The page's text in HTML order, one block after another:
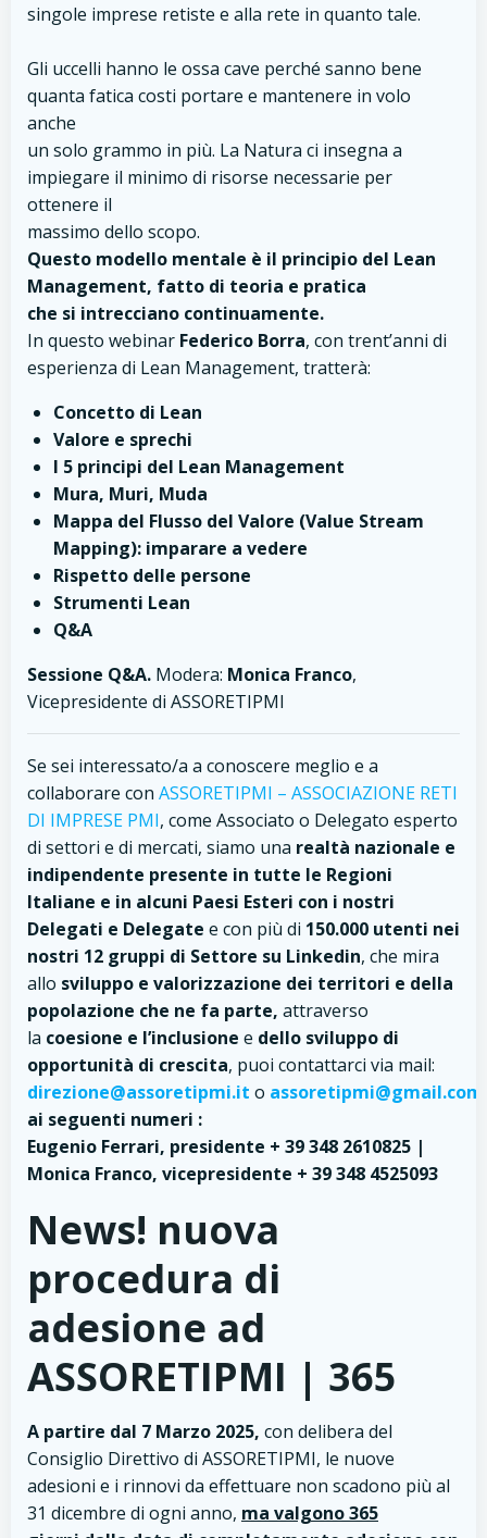
singole imprese retiste e alla rete in quanto tale.
Gli uccelli hanno le ossa cave perché sanno bene
quanta fatica costi portare e mantenere in volo
anche
un solo grammo in più. La Natura ci insegna a
impiegare il minimo di risorse necessarie per
ottenere il
massimo dello scopo.
Questo modello mentale è il principio del Lean
Management, fatto di teoria e pratica
che si intrecciano continuamente.
In questo webinar Federico Borra, con trent’anni di
esperienza di Lean Management, tratterà:
Concetto di Lean
Valore e sprechi
I 5 principi del Lean Management
Mura, Muri, Muda
Mappa del Flusso del Valore (Value Stream
Mapping): imparare a vedere
Rispetto delle persone
Strumenti Lean
Q&A
Sessione Q&A. Modera: Monica Franco,
Vicepresidente di ASSORETIPMI
Se sei interessato/a a conoscere meglio e a
collaborare con ASSORETIPMI – ASSOCIAZIONE RETI
DI IMPRESE PMI, come Associato o Delegato esperto
di settori e di mercati, siamo una realtà nazionale e
indipendente presente in tutte le Regioni
Italiane e in alcuni Paesi Esteri con i nostri
Delegati e Delegate e con più di 150.000 utenti nei
nostri 12 gruppi di Settore su Linkedin, che mira
allo sviluppo e valorizzazione dei territori e della
popolazione che ne fa parte, attraverso
la coesione e l’inclusione e dello sviluppo di
opportunità di crescita, puoi contattarci via mail:
direzione@assoretipmi.it o assoretipmi@gmail.com
ai seguenti numeri :
Eugenio Ferrari, presidente + 39 348 2610825 |
Monica Franco, vicepresidente + 39 348 4525093
News! nuova
procedura di
adesione ad
ASSORETIPMI | 365
A partire dal 7 Marzo 2025, con delibera del
Consiglio Direttivo di ASSORETIPMI, le nuove
adesioni e i rinnovi da effettuare non scadono più al
31 dicembre di ogni anno, ma valgono 365